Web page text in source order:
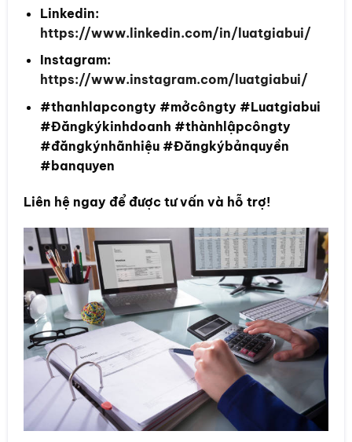
Linkedin:
https://www.linkedin.com/in/luatgiabui/
Instagram:
https://www.instagram.com/luatgiabui/
#thanhlapcongty #mởcôngty #Luatgiabui
#Đăngkýkinhdoanh #thànhlậpcôngty
#đăngkýnhãnhiệu #Đăngkýbảnquyền
#banquyen
Liên hệ ngay để được tư vấn và hỗ trợ!